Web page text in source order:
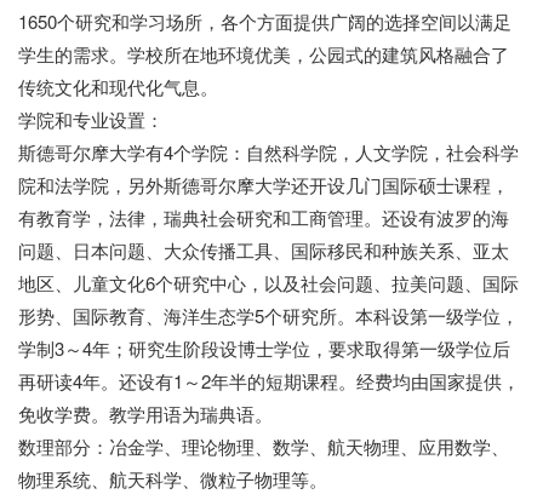
1650个研究和学习场所，各个方面提供广阔的选择空间以满足
学生的需求。学校所在地环境优美，公园式的建筑风格融合了
传统文化和现代化气息。
学院和专业设置：
斯德哥尔摩大学有4个学院：自然科学院，人文学院，社会科学
院和法学院，另外斯德哥尔摩大学还开设几门国际硕士课程，
有教育学，法律，瑞典社会研究和工商管理。还设有波罗的海
问题、日本问题、大众传播工具、国际移民和种族关系、亚太
地区、儿童文化6个研究中心，以及社会问题、拉美问题、国际
形势、国际教育、海洋生态学5个研究所。本科设第一级学位，
学制3～4年；研究生阶段设博士学位，要求取得第一级学位后
再研读4年。还设有1～2年半的短期课程。经费均由国家提供，
免收学费。教学用语为瑞典语。
数理部分：冶金学、理论物理、数学、航天物理、应用数学、
物理系统、航天科学、微粒子物理等。